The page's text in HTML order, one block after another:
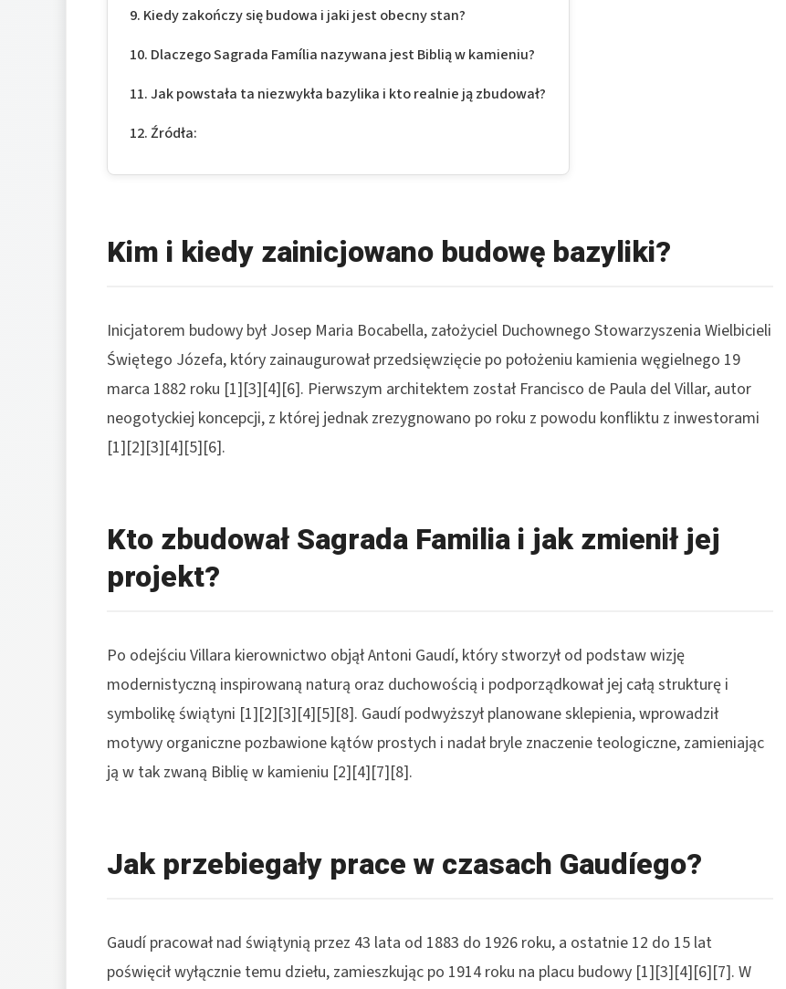
Kiedy zakończy się budowa i jaki jest obecny stan?
Dlaczego Sagrada Família nazywana jest Biblią w kamieniu?
Jak powstała ta niezwykła bazylika i kto realnie ją zbudował?
Źródła:
Kim i kiedy zainicjowano budowę bazyliki?
Inicjatorem budowy był Josep Maria Bocabella, założyciel Duchownego Stowarzyszenia Wielbicieli
Świętego Józefa, który zainaugurował przedsięwzięcie po położeniu kamienia węgielnego 19
marca 1882 roku [1][3][4][6]. Pierwszym architektem został Francisco de Paula del Villar, autor
neogotyckiej koncepcji, z której jednak zrezygnowano po roku z powodu konfliktu z inwestorami
[1][2][3][4][5][6].
Kto zbudował Sagrada Familia i jak zmienił jej
projekt?
Po odejściu Villara kierownictwo objął Antoni Gaudí, który stworzył od podstaw wizję
modernistyczną inspirowaną naturą oraz duchowością i podporządkował jej całą strukturę i
symbolikę świątyni [1][2][3][4][5][8]. Gaudí podwyższył planowane sklepienia, wprowadził
motywy organiczne pozbawione kątów prostych i nadał bryle znaczenie teologiczne, zamieniając
ją w tak zwaną Biblię w kamieniu [2][4][7][8].
Jak przebiegały prace w czasach Gaudíego?
Gaudí pracował nad świątynią przez 43 lata od 1883 do 1926 roku, a ostatnie 12 do 15 lat
poświęcił wyłącznie temu dziełu, zamieszkując po 1914 roku na placu budowy [1][3][4][6][7]. W